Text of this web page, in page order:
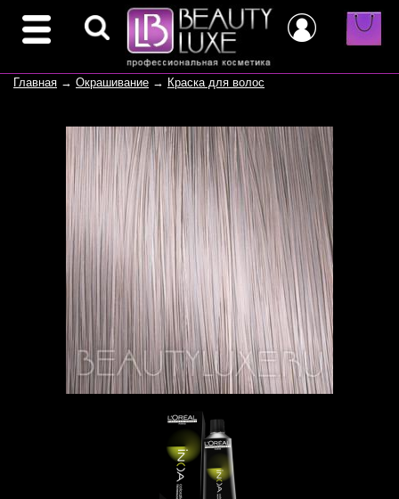
Главная → Окрашивание → Краска для волос